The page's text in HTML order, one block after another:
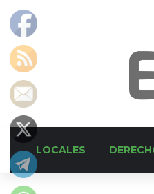
LOCALES